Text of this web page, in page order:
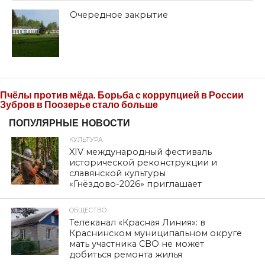
Очередное закрытие
Пчёлы против мёда. Борьба с коррупцией в России
Зубров в Поозерье стало больше
ПОПУЛЯРНЫЕ НОВОСТИ
КУЛЬТУРА
XIV международный фестиваль
исторической реконструкции и
славянской культуры
«Гнёздово-2026» приглашает
ОБЩЕСТВО
Телеканал «Красная Линия»: в
Краснинском муниципальном округе
мать участника СВО не может
добиться ремонта жилья